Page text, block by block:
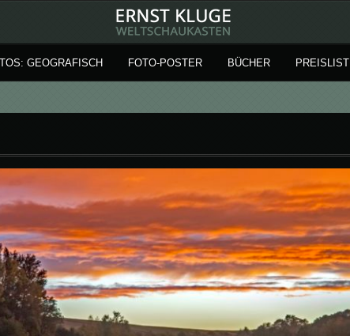
GEOGRAFISCH FOTO-POSTER BÜCHER